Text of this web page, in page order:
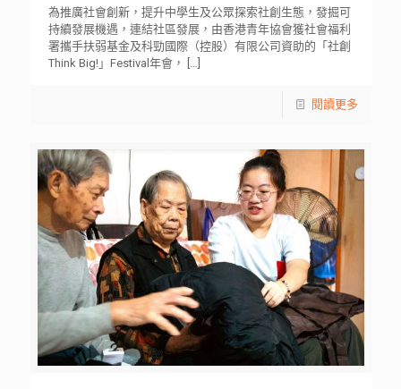
為推廣社會創新，提升中學生及公眾探索社創生態，發掘可
持續發展機遇，連結社區發展，由香港青年協會獲社會福利
署攜手扶弱基金及科勁國際（控股）有限公司資助的「社創
Think Big!」Festival年會，
[…]
閱讀更多